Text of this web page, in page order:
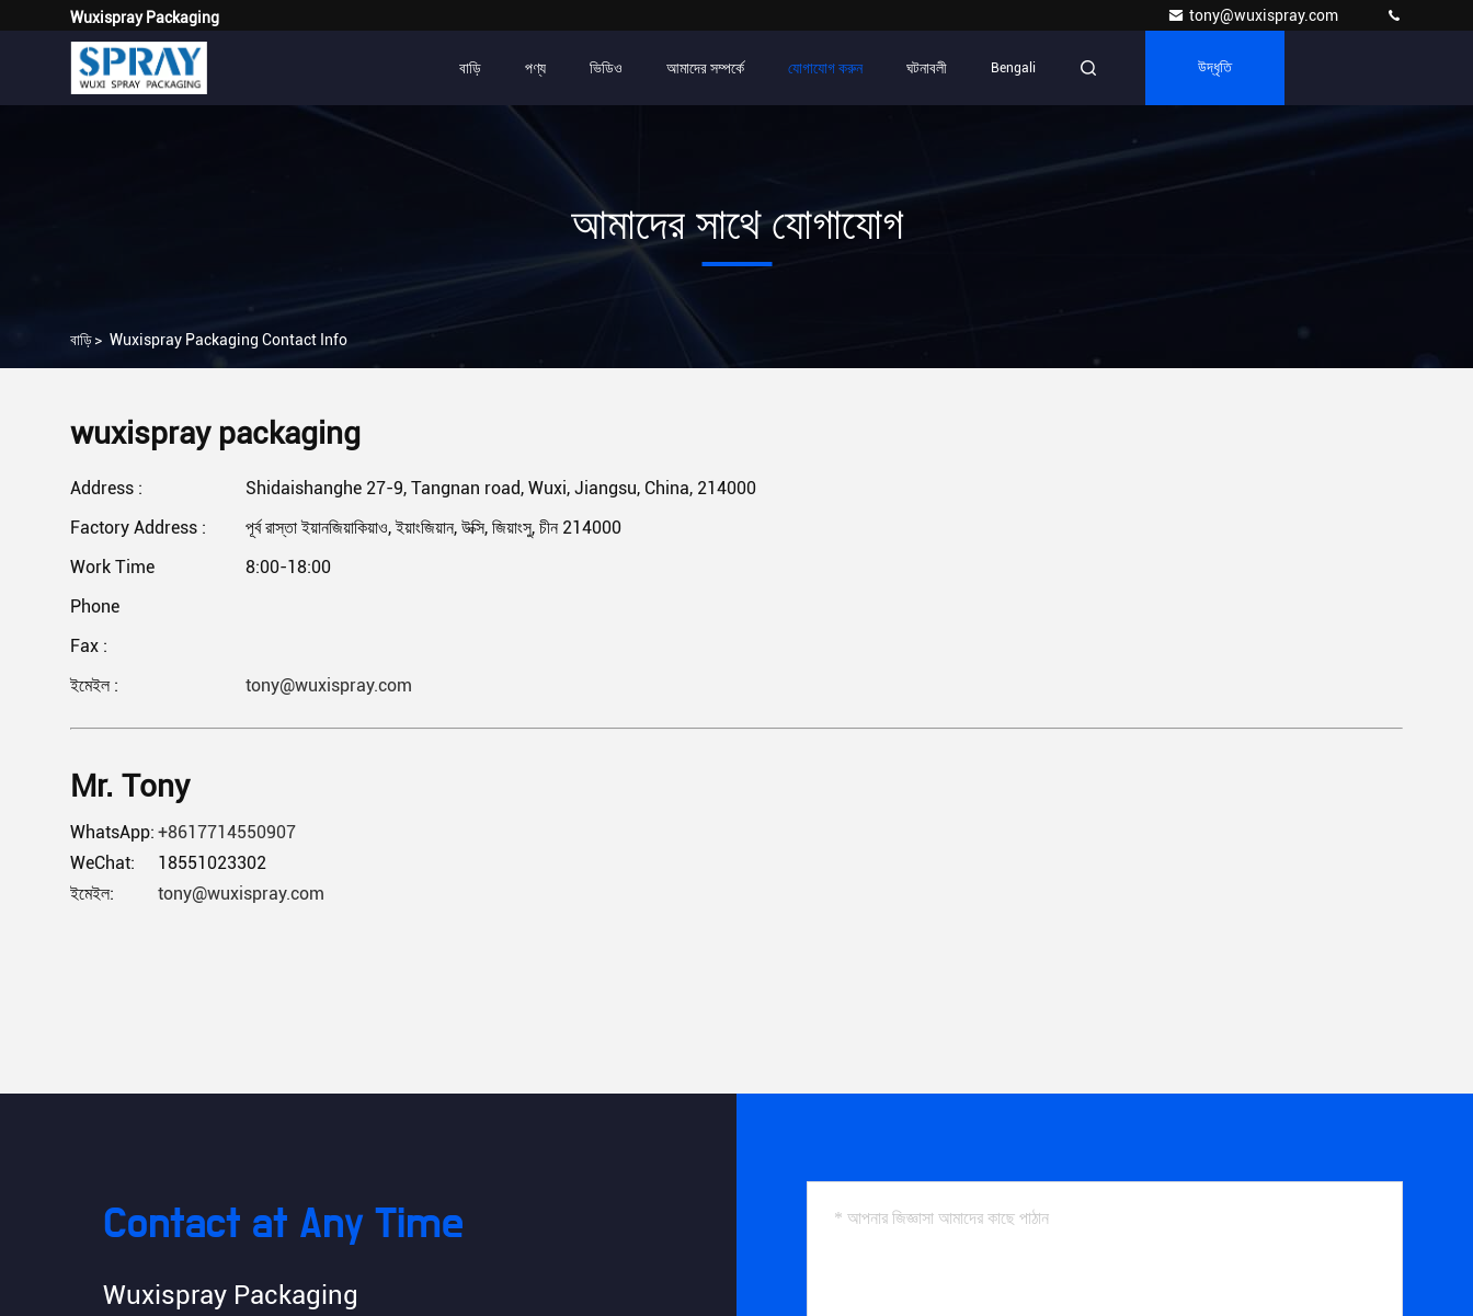
Wuxispray Packaging tony@wuxispray.com
বাড়ি পণ্য ভিডিও আমাদের সম্পর্কে যোগাযোগ করুন ঘটনাবলী Bengali উদ্ধৃতি
আমাদের সাথে যোগাযোগ
বাড়ি> Wuxispray Packaging Contact Info
wuxispray packaging
Address :
Shidaishanghe 27-9, Tangnan road, Wuxi, Jiangsu, China, 214000
Factory Address :
পূর্ব রাস্তা ইয়ানজিয়াকিয়াও, ইয়াংজিয়ান, উক্সি, জিয়াংসু, চীন 214000
Work Time
8:00-18:00
Phone
Fax :
ইমেইল :
tony@wuxispray.com
Mr. Tony
WhatsApp: +8617714550907
WeChat:
18551023302
ইমেইল:
tony@wuxispray.com
Contact at Any Time
Wuxispray Packaging